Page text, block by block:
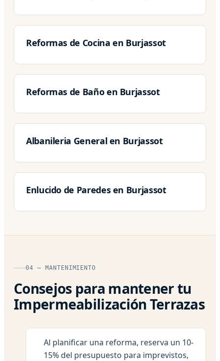
Reformas de Cocina en Burjassot
Reformas de Baño en Burjassot
Albanileria General en Burjassot
Enlucido de Paredes en Burjassot
04 — MANTENIMIENTO
Consejos para mantener tu
Impermeabilización Terrazas
Al planificar una reforma, reserva un 10-
15% del presupuesto para imprevistos,